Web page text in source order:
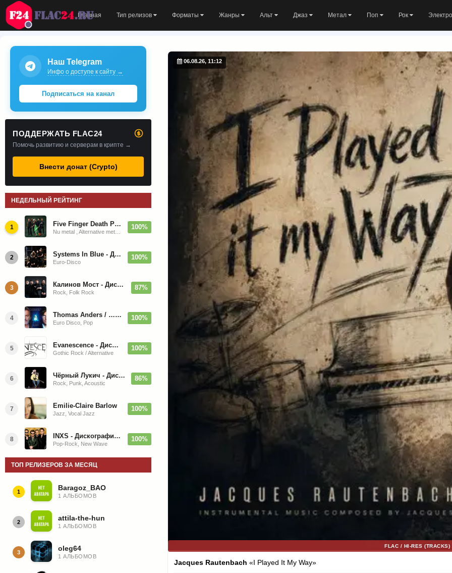
Главная Тип релизов Форматы Жанры Альт Джаз Метал Поп Рок
06.08.26, 11:12
FLAC / HI-RES (TRACKS)
Jacques Rautenbach «I Played It My Way»
Наш Telegram
Инфо о доступе к сайту →
Подписаться на канал
ПОДДЕРЖАТЬ FLAC24
Помочь развитию и серверам в крипте →
Внести донат (Crypto)
НЕДЕЛЬНЫЙ РЕЙТИНГ
1 Five Finger Death Punch - Дискография (2008-2026) 100%
2 Systems In Blue - Дискография (2020-2026)
Euro-Disco
100%
3 Калинов Мост - Дискография (1986-2026)
Rock, Folk Rock
87%
4 Thomas Anders / … Sings Modern Talking: The Best hi-res
Euro Disco, Pop
100%
5 Evanescence - Дискография (1998-2026)
Gothic Rock / Alternative
100%
6 Чёрный Лукич - Дискография (1987-2014)
Rock, Punk, Acoustic
86%
7 Emilie-Claire Barlow
Jazz, Vocal Jazz
100%
8 INXS - Дискография (1981-2004)
Pop-Rock, New Wave
100%
ТОП РЕЛИЗЕРОВ ЗА МЕСЯЦ
1 Baragoz_BAO
1 АЛЬБОМОВ
2 attila-the-hun
1 АЛЬБОМОВ
3 oleg64
1 АЛЬБОМОВ